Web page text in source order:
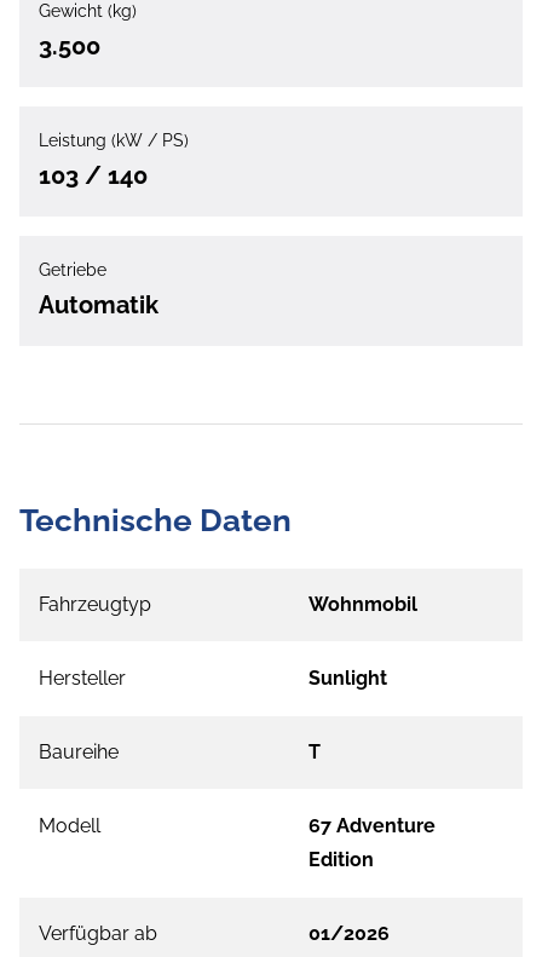
Gewicht (kg)
3.500
Leistung (kW / PS)
103 / 140
Getriebe
Automatik
Technische Daten
Fahrzeugtyp Wohnmobil
Hersteller Sunlight
Baureihe T
Modell
67 Adventure
Edition
Verfügbar ab 01/2026